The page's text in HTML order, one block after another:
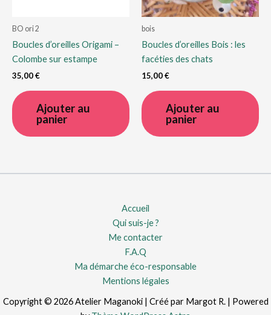
BO ori 2
Boucles d’oreilles Origami –
Colombe sur estampe
35,00€
Ajouter au
panier
bois
Boucles d’oreilles Bois : les
facéties des chats
15,00€
Ajouter au
panier
Accueil
Qui suis-je ?
Me contacter
F.A.Q
Ma démarche éco-responsable
Mentions légales
Copyright © 2026 Atelier Maganoki | Créé par Margot R. | Powered